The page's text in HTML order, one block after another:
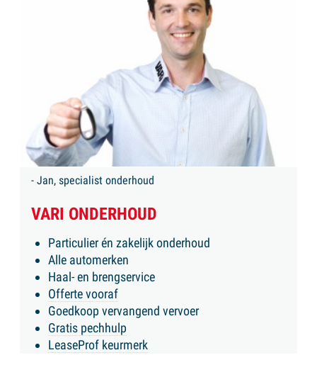
- Jan, specialist onderhoud
VARI ONDERHOUD
Particulier én zakelijk onderhoud
Alle automerken
Haal- en brengservice
Offerte vooraf
Goedkoop vervangend vervoer
Gratis pechhulp
LeaseProf keurmerk